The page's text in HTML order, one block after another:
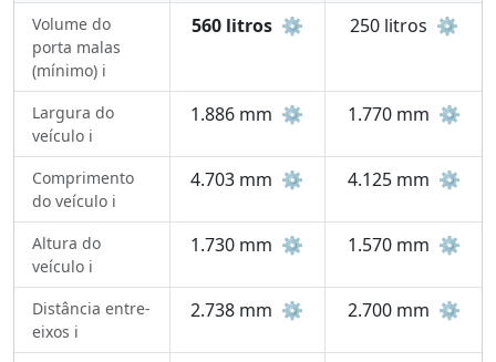
Volume do
porta malas
(mínimo) ℹ️
560 litros ⚙️ 250 litros ⚙️
Largura do
veículo ℹ️
1.886 mm ⚙️ 1.770 mm ⚙️
Comprimento
do veículo ℹ️
4.703 mm ⚙️ 4.125 mm ⚙️
Altura do
veículo ℹ️
1.730 mm ⚙️ 1.570 mm ⚙️
Distância entre-
eixos ℹ️
2.738 mm ⚙️ 2.700 mm ⚙️